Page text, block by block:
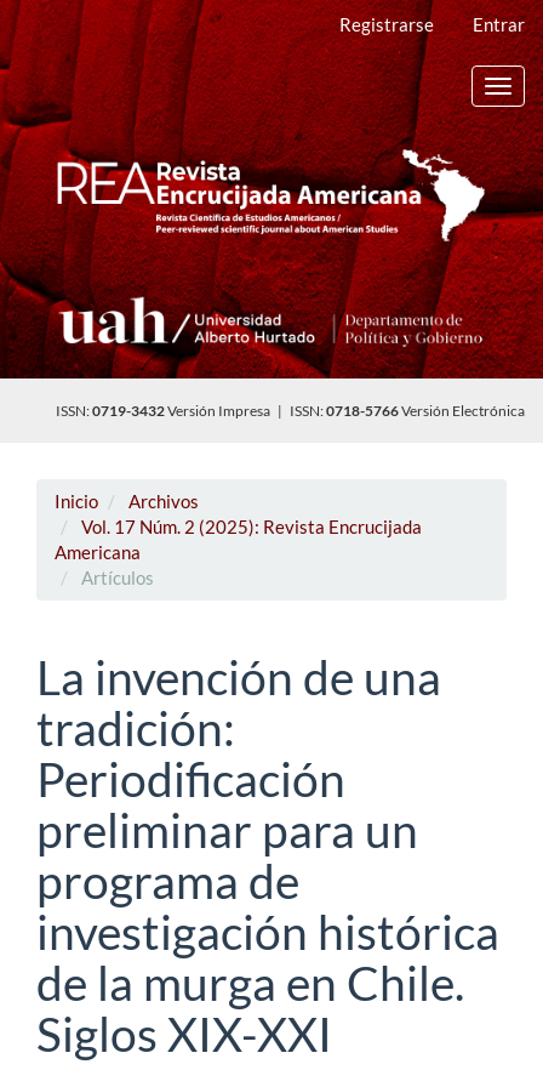
Navegación
principal
Contenido
principal
Barra
lateral
Registrarse Entrar
ISSN:0719-3432Versión Impresa | ISSN:0718-5766Versión Electrónica
Inicio
Archivos
Vol. 17 Núm. 2 (2025): Revista Encrucijada
Americana
Artículos
La invención de una
tradición:
Periodificación
preliminar para un
programa de
investigación histórica
de la murga en Chile.
Siglos XIX-XXI